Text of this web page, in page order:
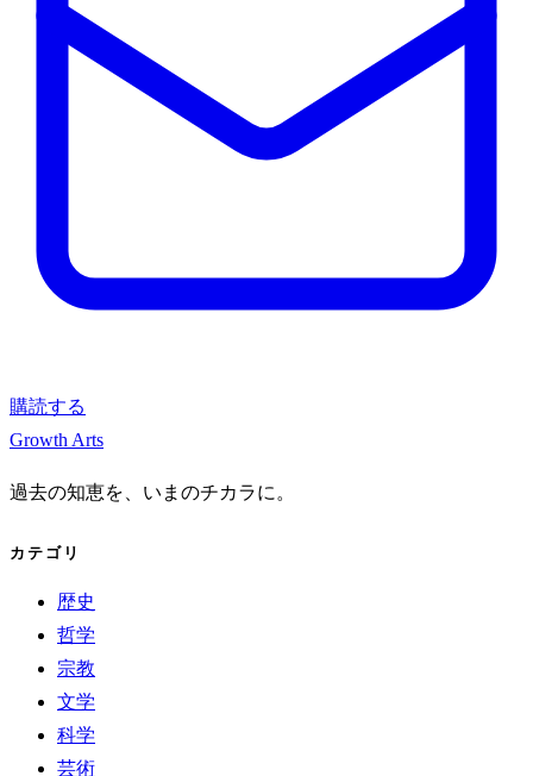
購読する
Growth Arts
過去の知恵を、いまのチカラに。
カテゴリ
歴史
哲学
宗教
文学
科学
芸術